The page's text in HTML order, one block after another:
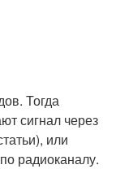
Тогда
сигнал через
или
радиоканалу.